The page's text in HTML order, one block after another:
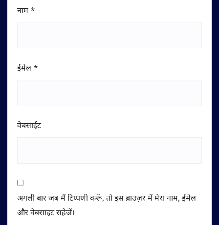
नाम *
ईमेल *
वेबसाईट
अगली बार जब मैं टिप्पणी करूँ, तो इस ब्राउज़र में मेरा नाम, ईमेल
और वेबसाइट सहेजें।